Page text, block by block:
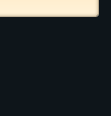
Новочеркасск